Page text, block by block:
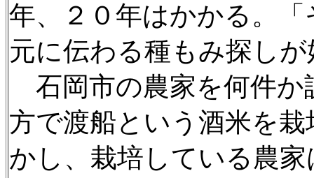
年、２０年はかかる。
元に伝わる種もみ探し
石岡市の農家を何件か
方で渡船という酒米を
かし、栽培している農